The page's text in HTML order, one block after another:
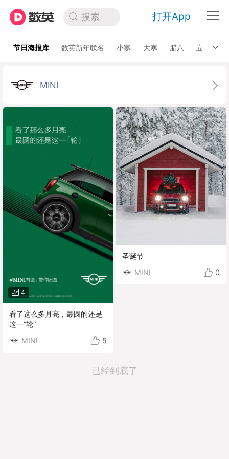
搜索 打开App
节日海报库 数英新年联名 小寒 大寒 腊八 立春
MINI
4
看了这么多月亮，最圆的还是
这一“轮”
MINI
5
圣诞节
MINI
0
已经到底了